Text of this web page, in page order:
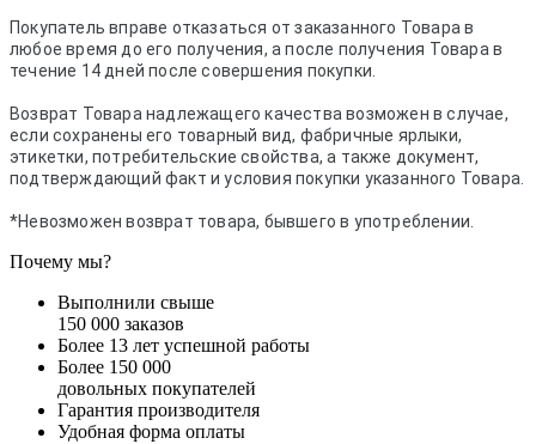
Покупатель вправе отказаться от заказанного Товара в
любое время до его получения, а после получения Товара в
течение 14 дней после совершения покупки.
Возврат Товара надлежащего качества возможен в случае,
если сохранены его товарный вид, фабричные ярлыки,
этикетки, потребительские свойства, а также документ,
подтверждающий факт и условия покупки указанного Товара.
*Невозможен возврат товара, бывшего в употреблении.
Почему мы?
Выполнили свыше
150 000 заказов
Более 13 лет успешной работы
Более 150 000
довольных покупателей
Гарантия производителя
Удобная форма оплаты